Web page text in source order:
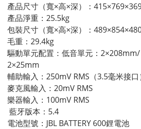
產品尺寸（寬×高×深）：
產品淨重：25.5kg
包裝尺寸（寬×高×深）：
毛重：29.4kg
驅動單元配置： 低音單元：2×208mm/
2×25mm
輔助輸入：250mV RMS（3.5毫米接口
麥克風輸入：20mV RMS
樂器輸入：100mV RMS
藍牙版本：5.4
電池型號：JBL BATTERY 600鋰電池